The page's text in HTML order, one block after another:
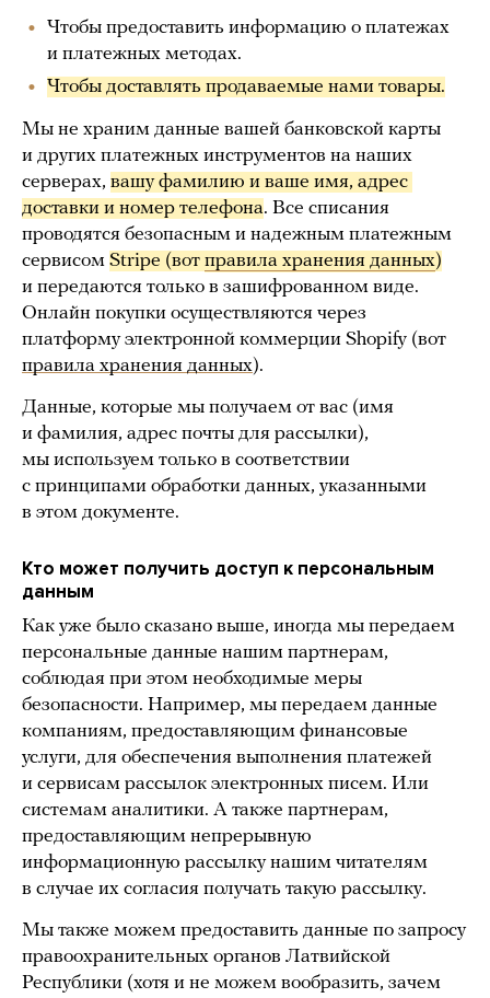
Чтобы предоставить информацию о платежах
и платежных методах.
Чтобы доставлять продаваемые нами товары.
Мы не храним данные вашей банковской карты
и других платежных инструментов на наших
серверах, вашу фамилию и ваше имя, адрес
доставки и номер телефона. Все списания
проводятся безопасным и надежным платежным
сервисом Stripe (вот правила хранения данных)
и передаются только в зашифрованном виде.
Онлайн покупки осуществляются через
платформу электронной коммерции Shopify (вот
правила хранения данных).
Данные, которые мы получаем от вас (имя
и фамилия, адрес почты для рассылки),
мы используем только в соответствии
с принципами обработки данных, указанными
в этом документе.
Кто может получить доступ к персональным
данным
Как уже было сказано выше, иногда мы передаем
персональные данные нашим партнерам,
соблюдая при этом необходимые меры
безопасности. Например, мы передаем данные
компаниям, предоставляющим финансовые
услуги, для обеспечения выполнения платежей
и сервисам рассылок электронных писем. Или
системам аналитики. А также партнерам,
предоставляющим непрерывную
информационную рассылку нашим читателям
в случае их согласия получать такую рассылку.
Мы также можем предоставить данные по запросу
правоохранительных органов Латвийской
Республики (хотя и не можем вообразить, зачем